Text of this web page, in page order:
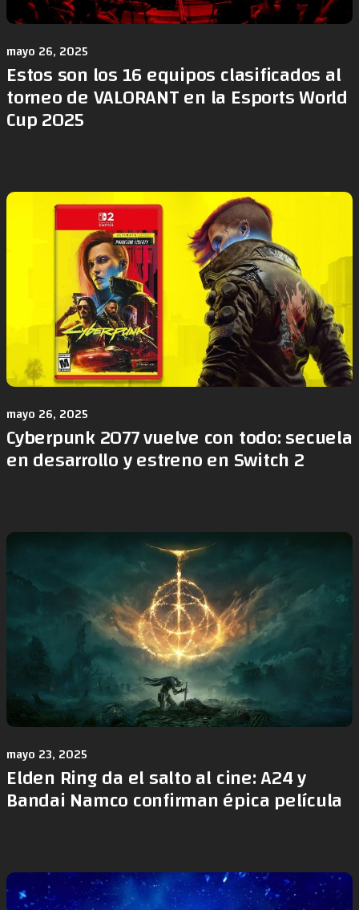
mayo 26, 2025
Estos son los 16 equipos clasificados al
torneo de VALORANT en la Esports World
Cup 2025
mayo 26, 2025
Cyberpunk 2077 vuelve con todo: secuela
en desarrollo y estreno en Switch 2
mayo 23, 2025
Elden Ring da el salto al cine: A24 y
Bandai Namco confirman épica película